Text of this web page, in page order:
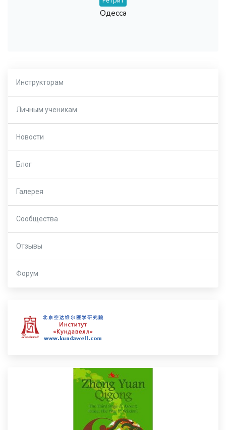
Одесса
Инструкторам
Личным ученикам
Новости
Блог
Галерея
Сообщества
Отзывы
Форум